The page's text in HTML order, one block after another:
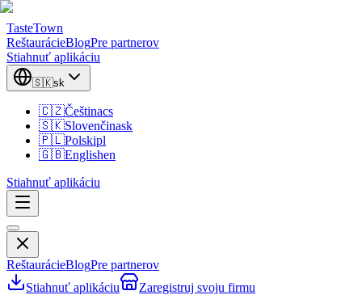
TasteTown
ReštaurácieBlogPre partnerov
Stiahnuť aplikáciu
🇸🇰sk
🇨🇿Češtinacs
🇸🇰Slovenčinask
🇵🇱Polskipl
🇬🇧Englishen
Stiahnuť aplikáciu
ReštaurácieBlogPre partnerov
Stiahnuť aplikáciu
Zaregistruj svoju firmu